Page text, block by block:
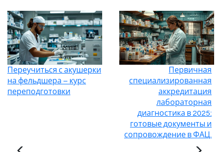
Переучиться с акушерки
на фельдшера – курс
переподготовки
Первичная
специализированная
аккредитация
лабораторная
диагностика в 2025:
готовые документы и
сопровождение в ФАЦ.